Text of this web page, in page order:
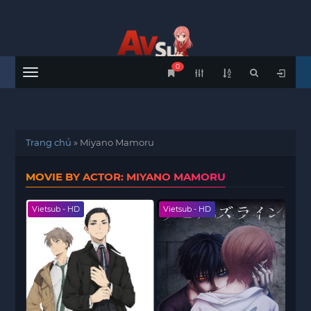
Menu
0
Trang chủ » Miyano Mamoru
MOVIE BY ACTOR: MIYANO MAMORU
Vietsub - HD Vietsub - HD